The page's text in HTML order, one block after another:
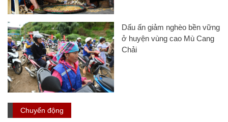
Dấu ấn giảm nghèo bền vững
ở huyện vùng cao Mù Cang
Chải
Chuyển động